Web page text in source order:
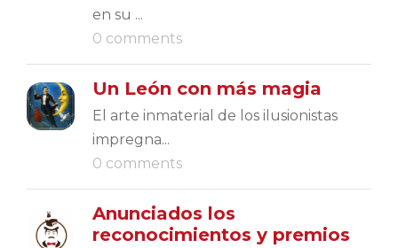
en su ...
0 comments
Un León con más magia
El arte inmaterial de los ilusionistas
impregna...
0 comments
Anunciados los
reconocimientos y premios